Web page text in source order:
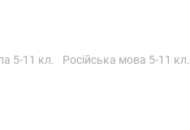
5-11 кл. Російська мова 5-11 кл.